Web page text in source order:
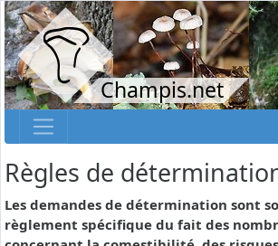
Champis.net
Règles de
Les demandes de détermination sont
règlement spécifique du fait des